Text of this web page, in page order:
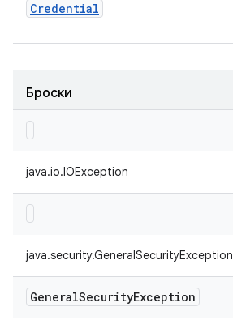
Credential
Броски
java.io.IOException
java.security.GeneralSecurityException
GeneralSecurityException